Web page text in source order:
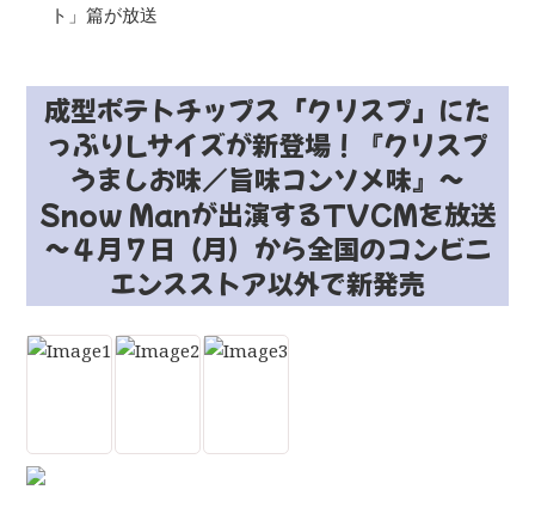
ト」篇が放送
成型ポテトチップス「クリスプ」にた
っぷりLサイズが新登場！『クリスプ
うましお味／旨味コンソメ味』～
Snow Manが出演するTVCMを放送
～４月７日（月）から全国のコンビニ
エンスストア以外で新発売